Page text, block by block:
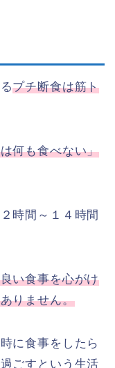
プチ断食は筋ト
何も食べない」
時間～１４時間
い食事を心がけ
りません。
に食事をしたら
ごすという生活